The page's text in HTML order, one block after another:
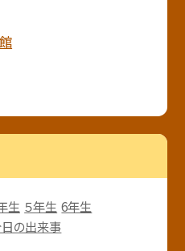
生 ５年生 6年生
の出来事